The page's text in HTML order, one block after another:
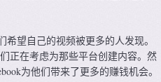
望自己的视频被更多的人发现。
正在考虑为那些平台创建内容。然
为他们带来了更多的赚钱机会。